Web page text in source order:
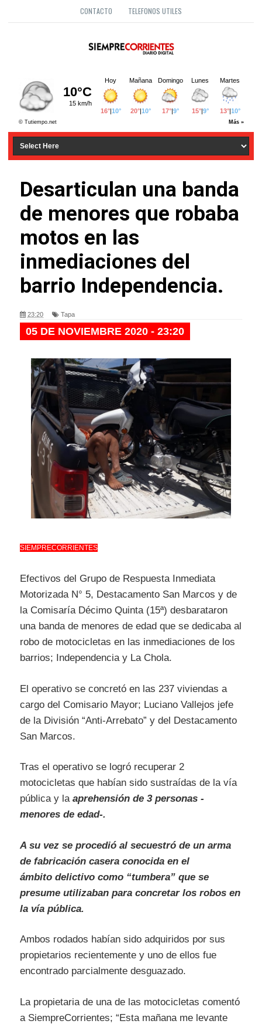
CONTACTO TELEFONOS UTILES
Desarticulan una banda
de menores que robaba
motos en las
inmediaciones del
barrio Independencia.
23:20 Tapa
05 DE NOVIEMBRE 2020 - 23:20
SIEMPRECORRIENTES
Efectivos del Grupo de Respuesta Inmediata
Motorizada N° 5, Destacamento San Marcos y de
la Comisaría Décimo Quinta (15ª) desbarataron
una banda de menores de edad que se dedicaba al
robo de motocicletas en las inmediaciones de los
barrios; Independencia y La Chola.
El operativo se concretó en las 237 viviendas a
cargo del Comisario Mayor; Luciano Vallejos jefe
de la División “Anti-Arrebato” y del Destacamento
San Marcos.
Tras el operativo se logró recuperar 2
motocicletas que habían sido sustraídas de la vía
pública y la aprehensión de 3 personas -
menores de edad-.
A su vez se procedió al secuestró de un arma
de fabricación casera conocida en el
ámbito delictivo como “tumbera” que se
presume utilizaban para concretar los robos en
la vía pública.
Ambos rodados habían sido adquiridos por sus
propietarios recientemente y uno de ellos fue
encontrado parcialmente desguazado.
La propietaria de una de las motocicletas comentó
a SiempreCorrientes; “Esta mañana me levante